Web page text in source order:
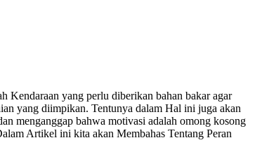
yang perlu diberikan bahan bakar agar
yang diimpikan. Tentunya dalam Hal ini juga akan
menganggap bahwa motivasi adalah omong kosong
Artikel ini kita akan Membahas Tentang Peran